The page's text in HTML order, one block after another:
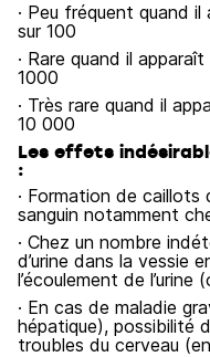
· Peu fréquent quand
sur 100
· Rare quand il
1000
· Très rare quand il
10 000
Les effets
:
· Formation de caillots
sanguin notamment
· Chez un nombre
d’urine dans la vessie
l’écoulement de
· En cas de maladie
hépatique), possibilité
troubles du cerveau